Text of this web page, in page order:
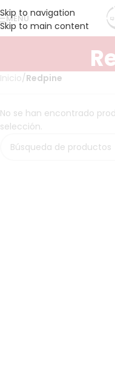
Skip to navigation
Skip to main content
MENÚ
Inicio/Redpine
No se han encontrado
selección.